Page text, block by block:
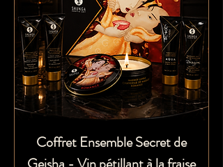
Coffret Ensemble Secret de